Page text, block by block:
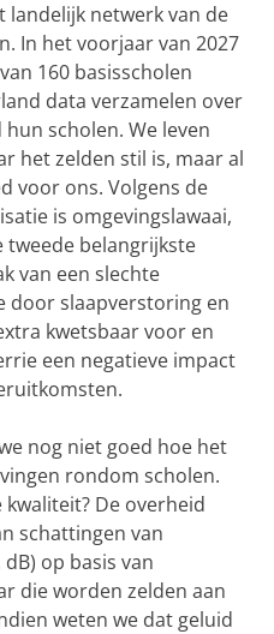
netwerk van de
In het voorjaar van 2027
160 basisscholen
data verzamelen over
scholen. We leven
het zelden stil is, maar al
voor ons. Volgens de
is omgevingslawaai,
tweede belangrijkste
van een slechte
door slaapverstoring en
kwetsbaar voor en
een negatieve impact
nog niet goed hoe het
rondom scholen.
De overheid
schattingen van
op basis van
die worden zelden aan
weten we dat geluid